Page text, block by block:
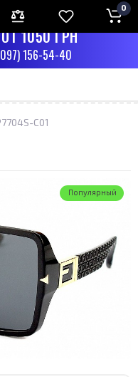
1050 ГРН
156-54-40
0
C01
Популярный